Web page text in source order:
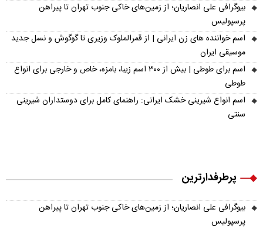
بیوگرافی علی انصاریان؛ از زمین‌های خاکی جنوب تهران تا پیراهن
پرسپولیس
اسم خواننده های زن ایرانی | از قمرالملوک وزیری تا گوگوش و نسل جدید
موسیقی ایران
اسم برای طوطی | بیش از ۳۰۰ اسم زیبا، بامزه، خاص و خارجی برای انواع
طوطی
اسم انواع شیرینی خشک ایرانی: راهنمای کامل برای دوستداران شیرینی
سنتی
پرطرفدارترین
بیوگرافی علی انصاریان؛ از زمین‌های خاکی جنوب تهران تا پیراهن
پرسپولیس